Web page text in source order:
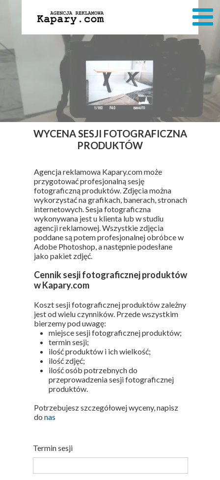
Termin sesji
WYCENA SESJI FOTOGRAFICZNA
PRODUKTÓW
Agencja reklamowa Kapary.com może
przygotować profesjonalną sesję
fotograficzną produktów. Zdjęcia można
wykorzystać na grafikach, banerach, stronach
internetowych. Sesja fotograficzna
wykonywana jest u klienta lub w studiu
agencji reklamowej. Wszystkie zdjęcia
poddane są potem profesjonalnej obróbce w
Adobe Photoshop, a następnie podesłane
jako pakiet zdjęć.
Cennik sesji fotograficznej produktów
w Kapary.com
Koszt sesji fotograficznej produktów zależny
jest od wielu czynników. Przede wszystkim
bierzemy pod uwagę:
miejsce sesji fotograficznej produktów;
termin sesji;
ilość produktów i ich wielkość;
ilość zdjęć;
ilość osób potrzebnych do
przeprowadzenia sesji fotograficznej
produktów.
Potrzebujesz szczegółowej wyceny, napisz
do nas